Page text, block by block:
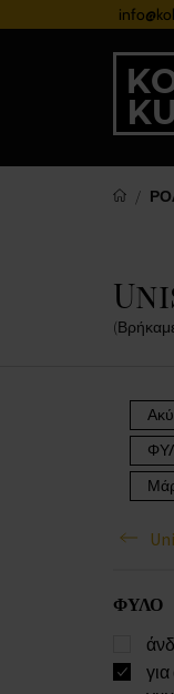
ΦΥΛΟ